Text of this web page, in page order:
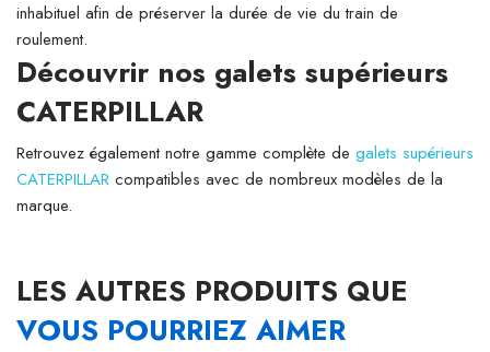
inhabituel afin de préserver la durée de vie du train de
roulement.
Découvrir nos galets supérieurs
CATERPILLAR
Retrouvez également notre gamme complète de galets supérieurs
CATERPILLAR compatibles avec de nombreux modèles de la
marque.
LES AUTRES PRODUITS QUE
VOUS POURRIEZ AIMER